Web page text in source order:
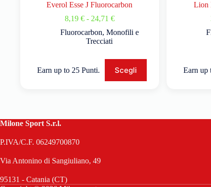
Everol Esse J Fluorocarbon
8,19 € - 24,71 €
Fluorocarbon, Monofili e
Trecciati
Earn up to 25 Punti. Scegli
Lion
Earn up
Milone Sport S.r.l.
P.IVA/C.F. 06249700870
Via Antonino di Sangiuliano, 49
95131 - Catania (CT)